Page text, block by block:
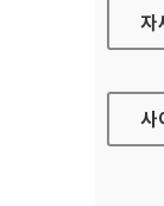
시
자
사